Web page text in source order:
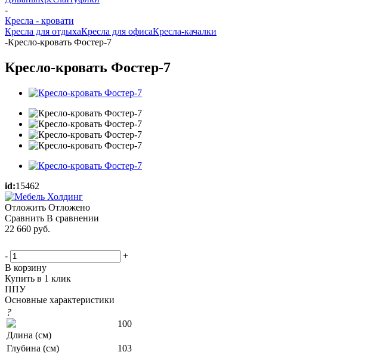
-
Кресла - кровати
Кресла для отдыхаКресла для офисаКресла-качалки
-Кресло-кровать Фостер-7
Кресло-кровать Фостер-7
id:15462
Отложить Отложено
Сравнить В сравнении
22 660 руб.
-
+
В корзину
Купить в 1 клик
ППУ
Основные характеристики
?
Длина (см)
100
Глубина (см)
103